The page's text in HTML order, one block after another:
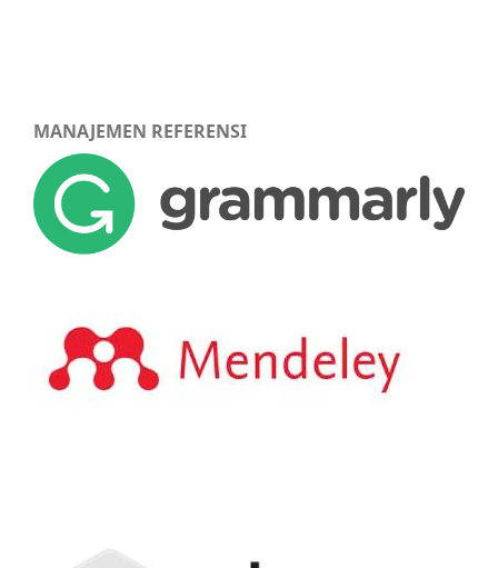
MANAJEMEN REFERENSI